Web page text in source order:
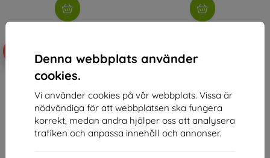
Denna webbplats använder
cookies.
Vi använder cookies på vår webbplats. Vissa är
nödvändiga för att webbplatsen ska fungera
korrekt, medan andra hjälper oss att analysera
trafiken och anpassa innehåll och annonser.